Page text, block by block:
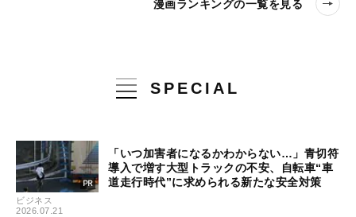
漫画ランキングの一覧を見る
SPECIAL
ビジネス
2026.07.21
「いつ加害者になるかわからない…」青切符
導入で増す大型トラックの不安、自転車“車
道走行時代”に求められる新たな安全対策